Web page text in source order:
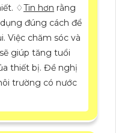
♢Tin hơn rằng
đúng cách để
Việc chăm sóc và
giúp tăng tuổi
thiết bị. Đề nghị
trường có nước